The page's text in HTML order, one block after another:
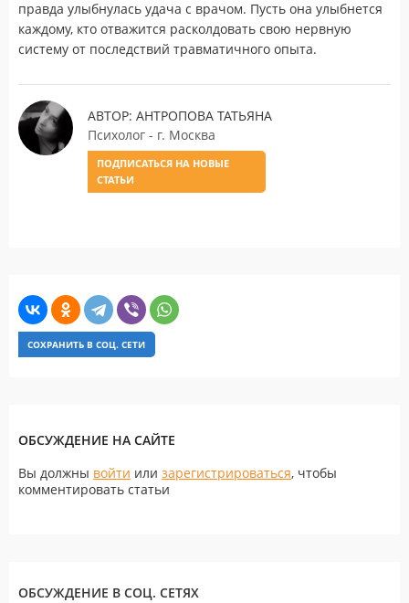
правда улыбнулась удача с врачом. Пусть она улыбнется
каждому, кто отважится расколдовать свою нервную
систему от последствий травматичного опыта.
АВТОР: АНТРОПОВА ТАТЬЯНА
Психолог - г. Москва
ПОДПИСАТЬСЯ НА НОВЫЕ
СТАТЬИ
СОХРАНИТЬ В СОЦ. СЕТИ
ОБСУЖДЕНИЕ НА САЙТЕ
Вы должны войти или зарегистрироваться, чтобы
комментировать статьи
ОБСУЖДЕНИЕ В СОЦ. СЕТЯХ